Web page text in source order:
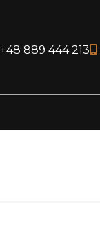
linklink
+48 889 444 213